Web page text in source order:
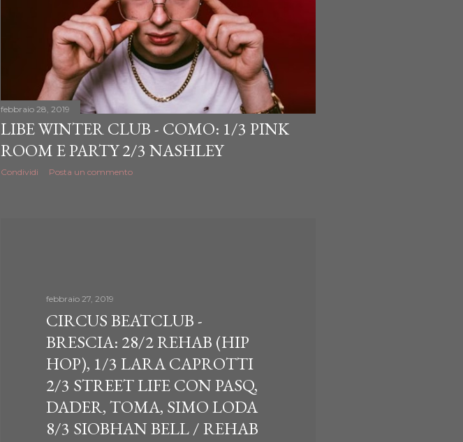
febbraio 28, 2019
LIBE WINTER CLUB - COMO: 1/3 PINK
ROOM E PARTY 2/3 NASHLEY
Condividi Posta un commento
febbraio 27, 2019
CIRCUS BEATCLUB -
BRESCIA: 28/2 REHAB (HIP
HOP), 1/3 LARA CAPROTTI
2/3 STREET LIFE CON PASQ,
DADER, TOMA, SIMO LODA
8/3 SIOBHAN BELL / REHAB